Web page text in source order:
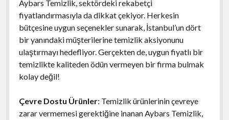
Aybars Temizlik, sektördeki rekabetçi
fiyatlandırmasıyla da dikkat çekiyor. Herkesin
bütçesine uygun seçenekler sunarak, İstanbul’un dört
bir yanındaki müşterilerine temizlik aksiyonunu
ulaştırmayı hedefliyor. Gerçekten de, uygun fiyatlı bir
temizlikte kaliteden ödün vermeyen bir firma bulmak
kolay değil!
Çevre Dostu Ürünler: Temizlik ürünlerinin çevreye
zarar vermemesi gerektiğine inanan Aybars Temizlik,